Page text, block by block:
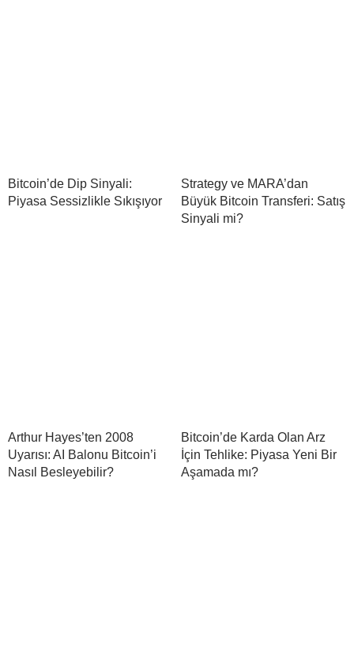
Bitcoin’de Dip Sinyali:
Piyasa Sessizlikle Sıkışıyor
Strategy ve MARA’dan
Büyük Bitcoin Transferi: Satış
Sinyali mi?
Arthur Hayes’ten 2008
Uyarısı: AI Balonu Bitcoin’i
Nasıl Besleyebilir?
Bitcoin’de Karda Olan Arz
İçin Tehlike: Piyasa Yeni Bir
Aşamada mı?